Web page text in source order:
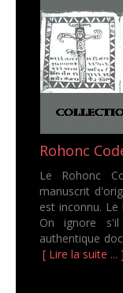
Rohonc
Le Rohonc
manuscrit
est inconnu.
On ignore
authentique
[ Lire la suite ... ]